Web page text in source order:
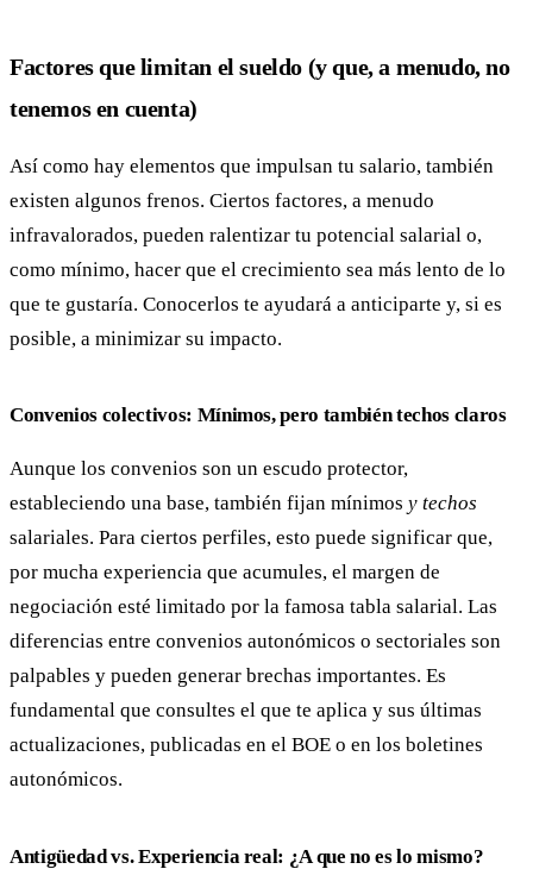
Factores que limitan el sueldo (y que, a menudo, no
tenemos en cuenta)
Así como hay elementos que impulsan tu salario, también
existen algunos frenos. Ciertos factores, a menudo
infravalorados, pueden ralentizar tu potencial salarial o,
como mínimo, hacer que el crecimiento sea más lento de lo
que te gustaría. Conocerlos te ayudará a anticiparte y, si es
posible, a minimizar su impacto.
Convenios colectivos: Mínimos, pero también techos claros
Aunque los convenios son un escudo protector,
estableciendo una base, también fijan mínimos y techos
salariales. Para ciertos perfiles, esto puede significar que,
por mucha experiencia que acumules, el margen de
negociación esté limitado por la famosa tabla salarial. Las
diferencias entre convenios autonómicos o sectoriales son
palpables y pueden generar brechas importantes. Es
fundamental que consultes el que te aplica y sus últimas
actualizaciones, publicadas en el BOE o en los boletines
autonómicos.
Antigüedad vs. Experiencia real: ¿A que no es lo mismo?